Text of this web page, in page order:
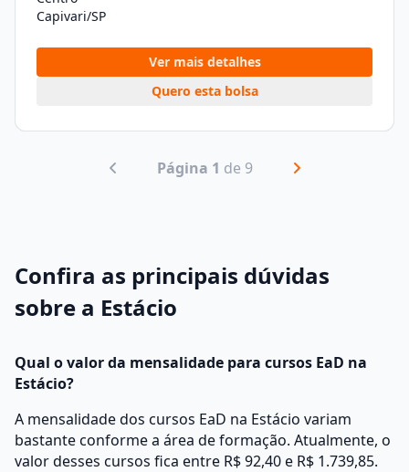
Capivari/SP
Ver mais detalhes
Quero esta bolsa
Página 1 de 9
Confira as principais dúvidas
sobre a Estácio
Qual o valor da mensalidade para cursos EaD na
Estácio?
A mensalidade dos cursos EaD na Estácio variam
bastante conforme a área de formação. Atualmente, o
valor desses cursos fica entre R$ 92,40 e R$ 1.739,85.